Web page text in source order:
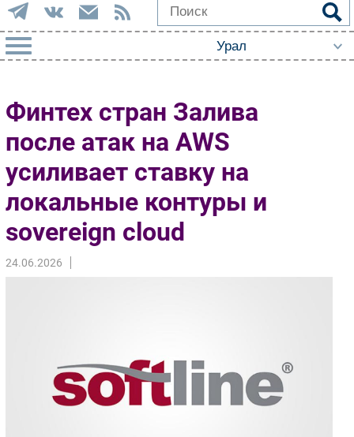
Импорто­замещение
Автоматизация Промышленности
Интернет
Фиксированная связь
Интеграция
Рынок ПК
Маркетинг
Outsourcing
Кадры
Регулирование
Финтех стран Залива
после атак на AWS
усиливает ставку на
локальные контуры и
sovereign cloud
24.06.2026